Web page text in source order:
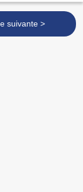
suivante >